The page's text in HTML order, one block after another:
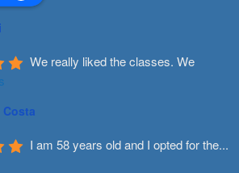
We really liked the classes. We
I am 58 years old and I opted for the...